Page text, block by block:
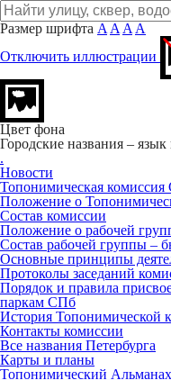
Размер шрифта A A A A
Отключить иллюстрации
Цвет фона
Городские названия – язык
.
Новости
Топонимическая
Положение о
Состав комиссии
Положение о рабочей
Состав рабочей группы –
Основные принципы
Протоколы заседаний
Порядок и правила
паркам СПб
История Топонимической
Контакты комиссии
Все названия Петербурга
Карты и планы
Топонимический Альманах